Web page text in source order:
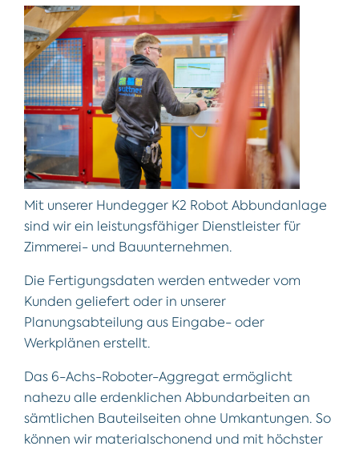
Mit unserer Hundegger K2 Robot Abbundanlage
sind wir ein leistungsfähiger Dienstleister für
Zimmerei- und Bauunternehmen.
Die Fertigungsdaten werden entweder vom
Kunden geliefert oder in unserer
Planungsabteilung aus Eingabe- oder
Werkplänen erstellt.
Das 6-Achs-Roboter-Aggregat ermöglicht
nahezu alle erdenklichen Abbundarbeiten an
sämtlichen Bauteilseiten ohne Umkantungen. So
können wir materialschonend und mit höchster